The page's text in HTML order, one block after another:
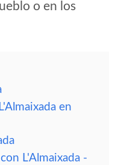
o en los
en
L'Almaixada -